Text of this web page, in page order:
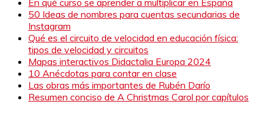
50 Ideas de nombres para cuentas secundarias de
Instagram
Qué es el circuito de velocidad en educación física:
tipos de velocidad y circuitos
Mapas interactivos Didactalia Europa 2024
10 Anécdotas para contar en clase
Las obras más importantes de Rubén Darío
Resumen conciso de A Christmas Carol por capítulos